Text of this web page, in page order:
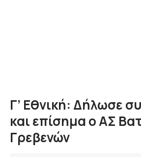
Γ’ Εθνική: Δήλωσε
και επίσημα ο ΑΣ
Γρεβενών